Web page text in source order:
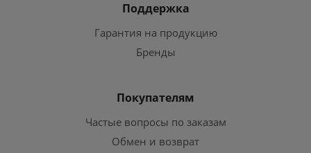
Поддержка
Гарантия на продукцию
Бренды
Покупателям
Частые вопросы по заказам
Обмен и возврат